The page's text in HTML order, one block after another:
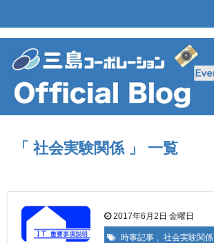
「 社会実験関係 」 一覧
2017年6月2日 金曜日
時事記事 社会実験関係